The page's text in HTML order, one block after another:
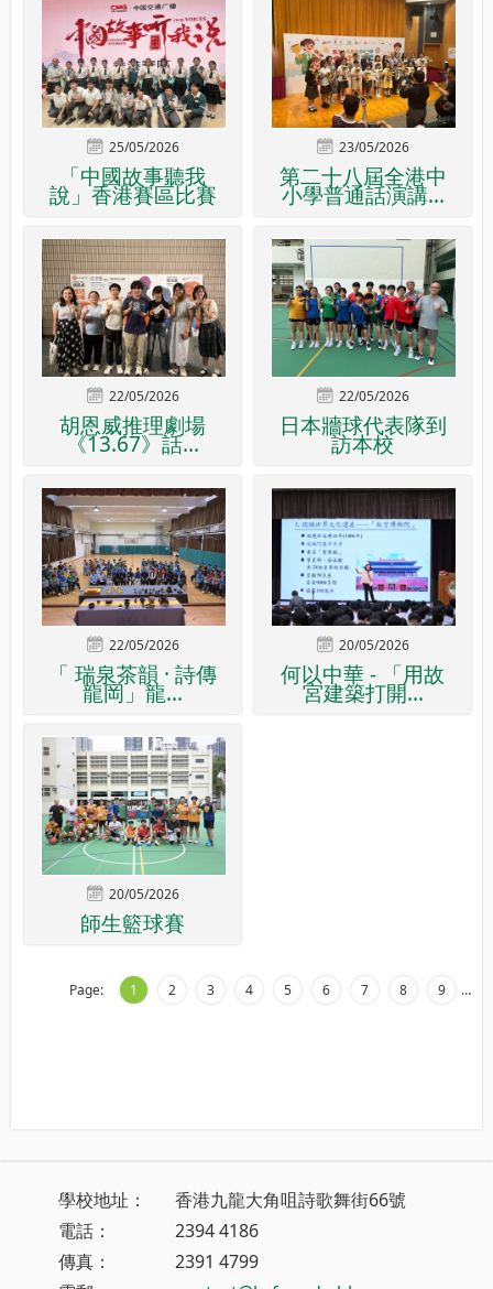
25/05/2026
「中國故事聽我
說」香港賽區比賽
23/05/2026
第二十八屆全港中
小學普通話演講...
22/05/2026
胡恩威推理劇場
《13.67》話...
22/05/2026
日本牆球代表隊到
訪本校
22/05/2026
「 瑞泉茶韻 · 詩傳
龍岡」龍...
20/05/2026
何以中華 - 「用故
宮建築打開...
20/05/2026
師生籃球賽
Page: 1 2 3 4 5 6 7 8 9 …
學校地址：
香港九龍大角咀詩歌舞街66號
電話：
2394 4186
傳真：
2391 4799